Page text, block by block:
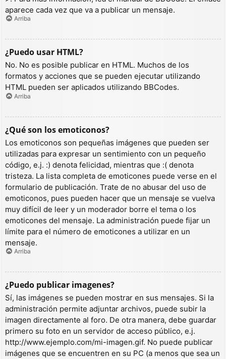
aparece cada vez que va a publicar un mensaje.
Arriba
¿Puedo usar HTML?
No. No es posible publicar en HTML. Muchos de los
formatos y acciones que se pueden ejecutar utilizando
HTML pueden ser aplicados utilizando BBCodes.
Arriba
¿Qué son los emoticonos?
Los emoticonos son pequeñas imágenes que pueden ser
utilizadas para expresar un sentimiento con un pequeño
código, e.j. :) denota felicidad, mientras que :( denota
tristeza. La lista completa de emoticones puede verse en el
formulario de publicación. Trate de no abusar del uso de
emoticonos, pues pueden hacer que un mensaje se vuelva
muy difícil de leer y un moderador borre el tema o los
emoticones del mensaje. La administración puede fijar un
límite para el número de emoticones a utilizar en un
mensaje.
Arriba
¿Puedo publicar imagenes?
Sí, las imágenes se pueden mostrar en sus mensajes. Si la
administración permite adjuntar archivos, puede subir la
imagen directamente al foro. De otra manera, debe guardar
primero su foto en un servidor de acceso público, e.j.
http://www.ejemplo.com/mi-imagen.gif. No puede publicar
imágenes que se encuentren en su PC (a menos que sea un